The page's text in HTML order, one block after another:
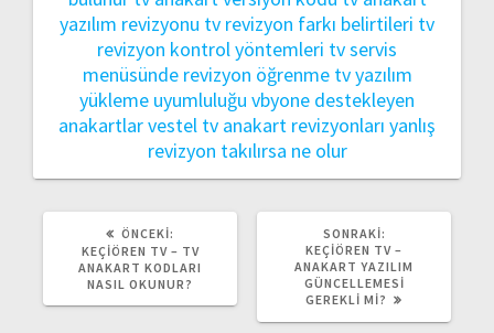
yazılım revizyonu tv revizyon farkı belirtileri tv
revizyon kontrol yöntemleri tv servis
menüsünde revizyon öğrenme tv yazılım
yükleme uyumluluğu vbyone destekleyen
anakartlarvestel tv anakart revizyonları yanlış
revizyon takılırsa ne olur
ÖNCEKI:
YAZI:
KEÇIÖREN TV – TV
ANAKART KODLARI
NASIL OKUNUR?
SONRAKI:
YAZI:
KEÇIÖREN TV –
ANAKART YAZILIM
GÜNCELLEMESI
GEREKLI MI?